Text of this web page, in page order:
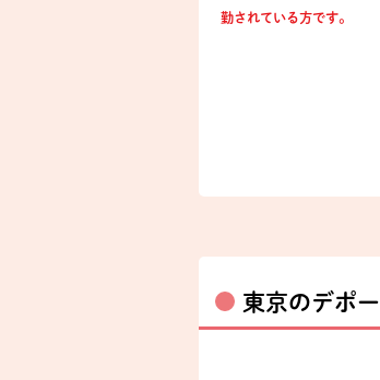
勤されている方です。
東京のデポー